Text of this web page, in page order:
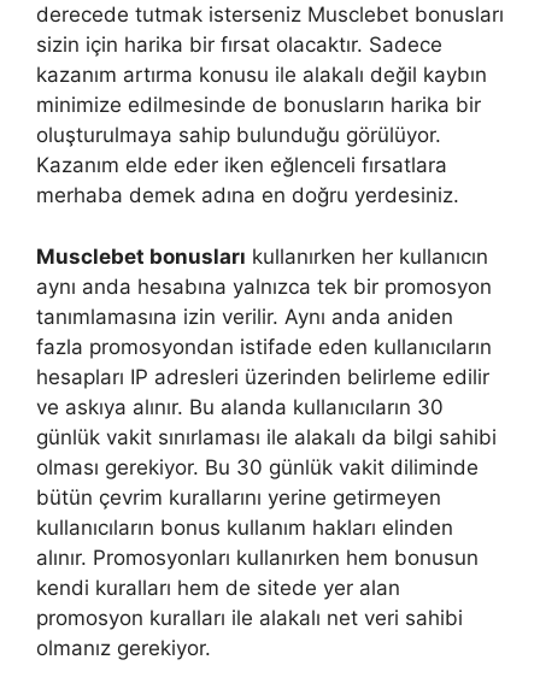
derecede tutmak isterseniz Musclebet bonusları
sizin için harika bir fırsat olacaktır. Sadece
kazanım artırma konusu ile alakalı değil kaybın
minimize edilmesinde de bonusların harika bir
oluşturulmaya sahip bulunduğu görülüyor.
Kazanım elde eder iken eğlenceli fırsatlara
merhaba demek adına en doğru yerdesiniz.
Musclebet bonusları kullanırken her kullanıcın
aynı anda hesabına yalnızca tek bir promosyon
tanımlamasına izin verilir. Aynı anda aniden
fazla promosyondan istifade eden kullanıcıların
hesapları IP adresleri üzerinden belirleme edilir
ve askıya alınır. Bu alanda kullanıcıların 30
günlük vakit sınırlaması ile alakalı da bilgi sahibi
olması gerekiyor. Bu 30 günlük vakit diliminde
bütün çevrim kurallarını yerine getirmeyen
kullanıcıların bonus kullanım hakları elinden
alınır. Promosyonları kullanırken hem bonusun
kendi kuralları hem de sitede yer alan
promosyon kuralları ile alakalı net veri sahibi
olmanız gerekiyor.